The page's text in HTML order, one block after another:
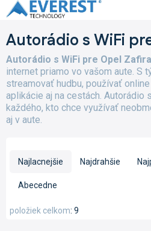
Prejsť
na
Autorádio s WiFi
Autorádio s WiFi pre Opel Zafira
internet priamo vo vašom aute. S
streamovať hudbu, používať
aplikácie aj na cestách. Autorádio
každého, kto chce využívať
aj v aute.
i
Najlacnejšie Najdrahšie
Abecedne
9
položiek celkom